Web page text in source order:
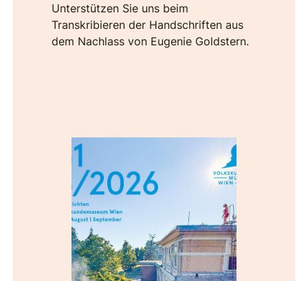
Unterstützen Sie uns beim
Transkribieren der Handschriften aus
dem Nachlass von Eugenie Goldstern.